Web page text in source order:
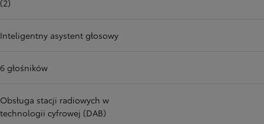
(2)
Inteligentny asystent głosowy
6 głośników
Obsługa stacji radiowych w
technologii cyfrowej (DAB)